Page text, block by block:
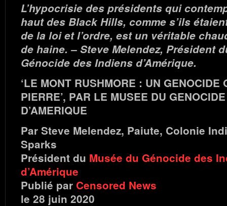
L’hypocrisie des présidents qui
haut des Black Hills, comme s’ils
de la loi et l’ordre, est un véritable
de haine. – Steve Melendez, Président
Génocide des Indiens d’Amérique.
‘LE MONT RUSHMORE : UN GENOCIDE
PIERRE’, PAR LE MUSEE DU
D’AMERIQUE
Par Steve Melendez, Paiute, Colonie
Sparks
Président du Musée du Génocide des
d’Amérique
Publié par Censored News
le 28 juin 2020